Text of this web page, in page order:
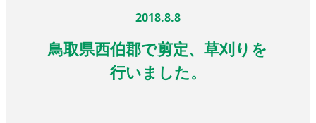
2018.8.8
鳥取県西伯郡で剪定、草刈りを
行いました。